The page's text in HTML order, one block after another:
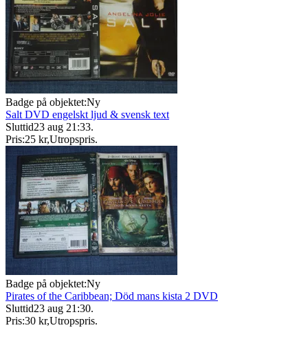
Badge på objektet:Ny
Salt DVD engelskt ljud & svensk text
Sluttid23 aug 21:33.
Pris:25 kr,Utropspris.
Badge på objektet:Ny
Pirates of the Caribbean; Död mans kista 2 DVD
Sluttid23 aug 21:30.
Pris:30 kr,Utropspris.